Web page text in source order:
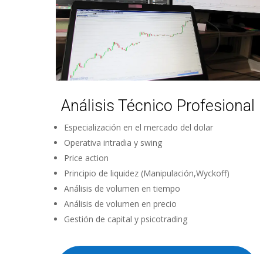
Análisis Técnico Profesional
Especialización en el mercado del dolar
Operativa intradia y swing
Price action
Principio de liquidez (Manipulación,Wyckoff)
Análisis de volumen en tiempo
Análisis de volumen en precio
Gestión de capital y psicotrading